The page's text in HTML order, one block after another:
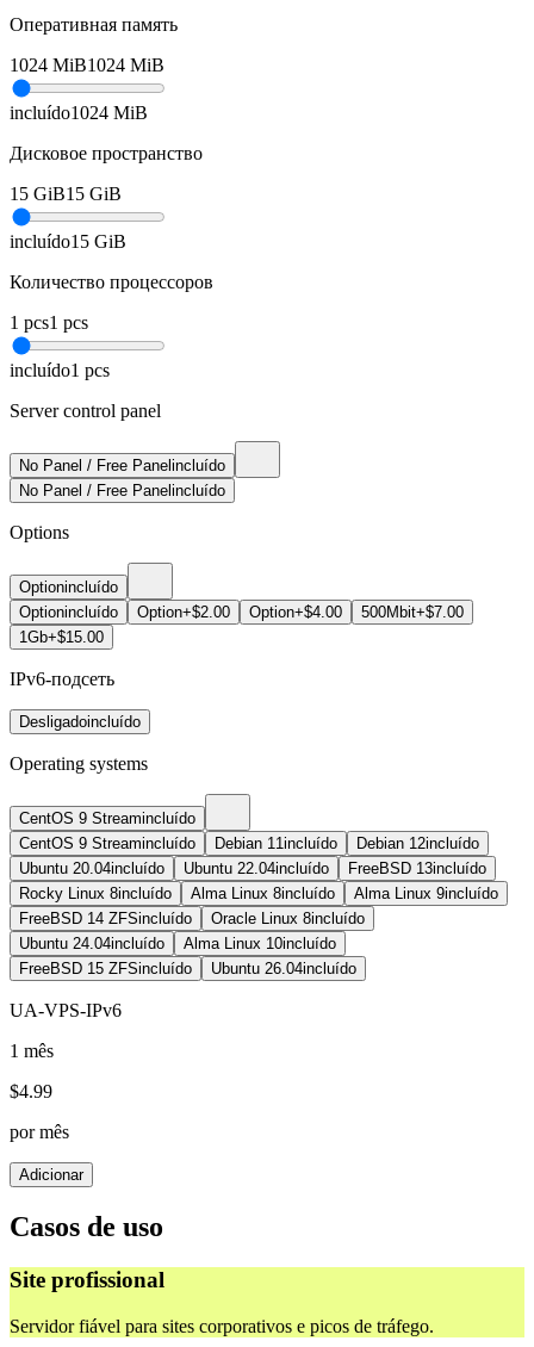
Оперативная память
1024 MiB1024 MiB
incluído1024 MiB
Дисковое пространство
15 GiB15 GiB
incluído15 GiB
Количество процессоров
1 pcs1 pcs
incluído1 pcs
Server control panel
No Panel / Free Panel incluído
No Panel / Free Panel incluído
Options
Optionincluído
Optionincluído Option+$2.00 Option+$4.00 500Mbit+$7.00
1Gb+$15.00
IPv6-подсеть
Desligadoincluído
Operating systems
CentOS 9 Streamincluído
CentOS 9 Streamincluído Debian 11incluído Debian 12incluído
Ubuntu 20.04incluído Ubuntu 22.04incluído FreeBSD 13incluído
Rocky Linux 8incluído Alma Linux 8incluído Alma Linux 9incluído
FreeBSD 14 ZFSincluído Oracle Linux 8incluído
Ubuntu 24.04incluído Alma Linux 10incluído
FreeBSD 15 ZFSincluído Ubuntu 26.04incluído
UA-VPS-IPv6
1 mês
$4.99
por mês
Adicionar
Casos de uso
Site profissional
Servidor fiável para sites corporativos e picos de tráfego.